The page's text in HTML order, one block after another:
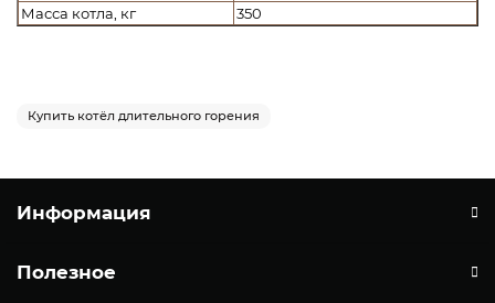
Масса котла, кг
350
Купить котёл длительного горения
Информация
Полезное